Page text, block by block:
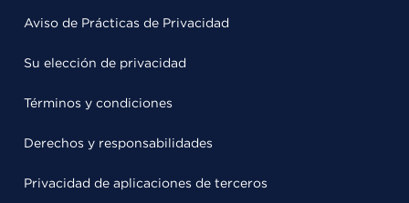
Aviso de Prácticas de Privacidad
Su elección de privacidad
Términos y condiciones
Derechos y responsabilidades
Privacidad de aplicaciones de terceros